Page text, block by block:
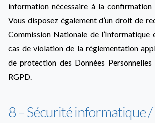
information nécessaire à la
Vous disposez également d’un droit de
Commission Nationale de l’Informatique
cas de violation de la réglementation
de protection des Données
RGPD.
8 – Sécurité informatique /